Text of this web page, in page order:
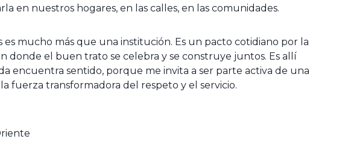
en nuestros hogares, en las calles, en las comunidades.
es mucho más que una institución. Es un pacto cotidiano por la
donde el buen trato se celebra y se construye juntos. Es allí
encuentra sentido, porque me invita a ser parte activa de una
fuerza transformadora del respeto y el servicio.